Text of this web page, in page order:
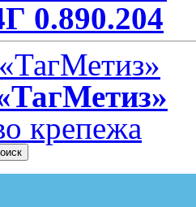
0.890.204
крепежа